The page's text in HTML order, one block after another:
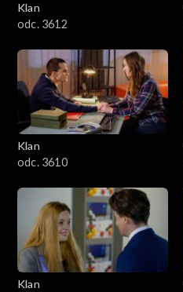
Klan
odc. 3612
Klan
odc. 3610
Klan